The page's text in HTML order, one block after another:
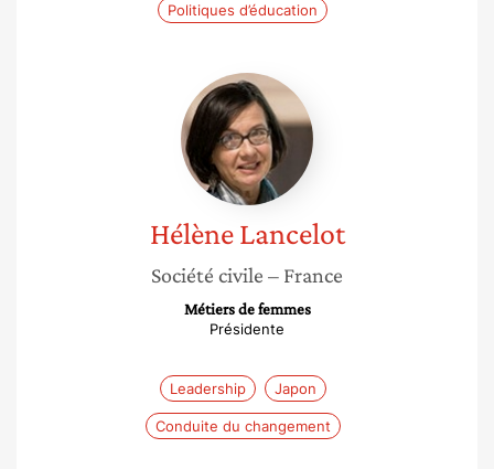
Politiques d’éducation
Hélène
Lancelot
Hélène Lancelot
Société civile – France
Métiers de femmes
Présidente
Leadership Japon
Conduite du changement